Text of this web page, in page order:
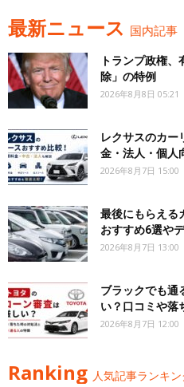
最新ニュース 国内記事
トランプ政権
除」の特例
2026年8月8日 05:21
レクサスのカー
金・法人・個人
2026年8月7日 15:00
最後にもらえる
おすすめ6選や
2026年8月7日 13:00
ブラックでも通
い？口コミや落
2026年8月7日 12:00
Ranking 人気記事ランキ